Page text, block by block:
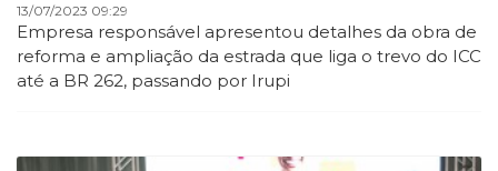
13/07/2023 09:29
Empresa responsável apresentou detalhes da obra de
reforma e ampliação da estrada que liga o trevo do ICC
até a BR 262, passando por Irupi